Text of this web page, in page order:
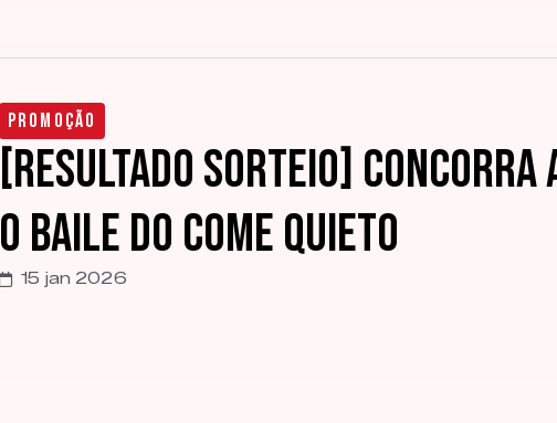
Promoção
[RESULTADO SORTEIO]
o Baile do Come Quieto
15 jan 2026